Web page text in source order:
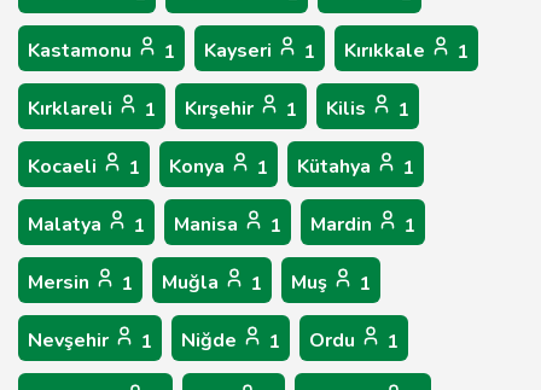
Kastamonu 1 Kayseri 1 Kırıkkale 1
Kırklareli 1 Kırşehir 1 Kilis 1
Kocaeli 1 Konya 1 Kütahya 1
Malatya 1 Manisa 1 Mardin 1
Mersin 1 Muğla 1 Muş 1
Nevşehir 1 Niğde 1 Ordu 1